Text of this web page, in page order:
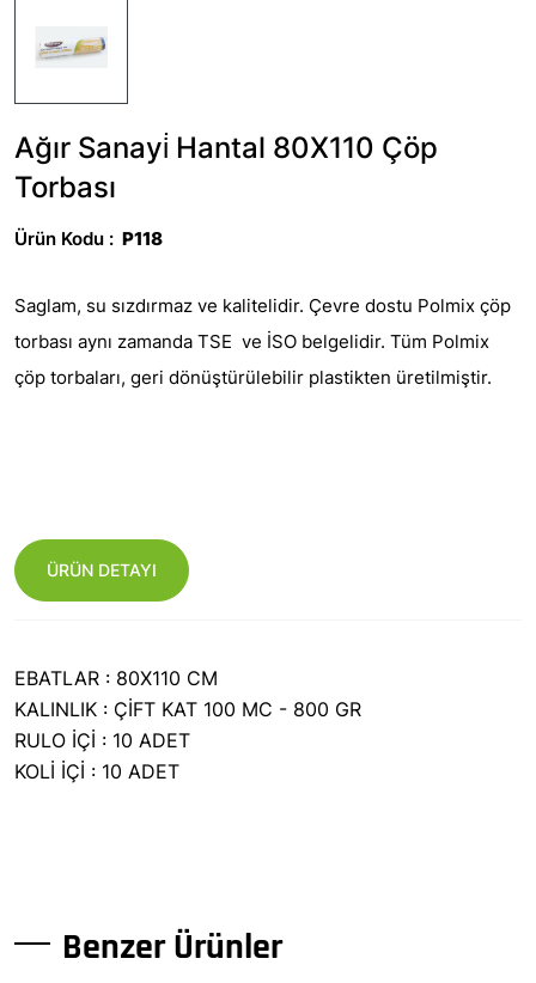
Ağır Sanayi̇ Hantal 80X110 Çöp
Torbası
Ürün Kodu : P118
Saglam, su sızdırmaz ve kalitelidir. Çevre dostu Polmix çöp
torbası aynı zamanda TSE ve İSO belgelidir. Tüm Polmix
çöp torbaları, geri dönüştürülebilir plastikten üretilmiştir.
ÜRÜN DETAYI
EBATLAR : 80X110 CM
KALINLIK : ÇİFT KAT 100 MC - 800 GR
RULO İÇİ : 10 ADET
KOLİ İÇİ : 10 ADET
Benzer Ürünler